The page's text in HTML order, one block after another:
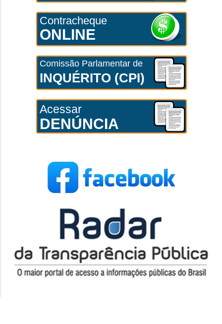
Contracheque
ONLINE
Comissão Parlamentar de
INQUÉRITO (CPI)
Acessar
DENÚNCIA